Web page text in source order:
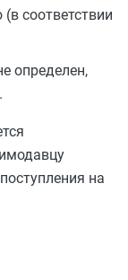
соответствии
определен,
на